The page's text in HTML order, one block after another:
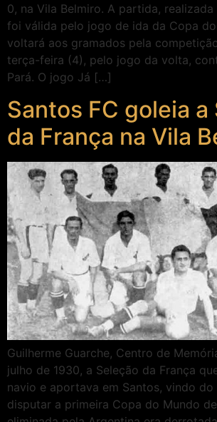
0, na Vila Belmiro. A partida, realizada
foi válida pelo jogo de ida da Copa do
voltará aos gramados pela
terça-feira (4), pelo jogo da volta,
Pará. O jogo Já […]
Santos FC goleia a
da França na Vila
Guilherme Guarche, Centro de
julho de 1930, a Seleção da França
navio e aportava em Santos, vindo do
disputar a primeira Copa do Mundo